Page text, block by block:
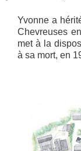
Yvonne a
Chevreuses
met à la
à sa mort, en